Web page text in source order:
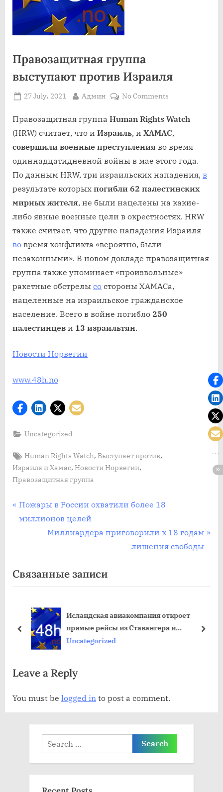
Правозащитная группа
выступают против Израиля
Posted
27 July، 2021 By
Админ No Commentson
группа
выступают
Израиля
Правозащитная группа Human Rights Watch
(HRW) считает, что и Израиль, и ХАМАС,
совершили военные преступления во время
одиннадцатидневной войны в мае этого года.
По данным HRW, три израильских нападения, в
результате которых погибли 62 палестинских
мирных жителя, не были нацелены на какие-
либо явные военные цели в окрестностях. HRW
также считает, что другие нападения Израиля
во время конфликта «вероятно, были
незаконными». В новом докладе правозащитная
группа также упоминает «произвольные»
ракетные обстрелы со стороны ХАМАСа,
нацеленные на израильское гражданское
население. Всего в войне погибло 250
палестинцев и 13 израильтян.
Новости Норвегии
www.48h.no
Uncategorized
Tags:
Human Rights Watch,Выступает против,
Израиля и Хамас, Новости Норвегии,
Правозащитная группа
Post
navigation
П
р
д
у
я
п
с
Пожары в России охватили более 18
миллионов целей
С
д
у
щ
а
я
а
и
:
Миллиардера приговорили к 18 годам
лишения свободы
Связанные записи
Исландская авиакомпания откроет
прямые рейсы из Ставангера и
Тронхейма в Рейкьявик в 2022 году
Uncategorized
пред
Leave a Reply
You must be logged in to post a comment.
Search
for: